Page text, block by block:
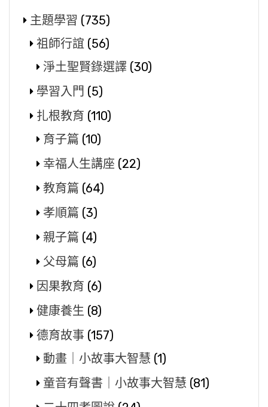
主題學習 (735)
祖師行誼 (56)
淨土聖賢錄選譯 (30)
學習入門 (5)
扎根教育 (110)
育子篇 (10)
幸福人生講座 (22)
教育篇 (64)
孝順篇 (3)
親子篇 (4)
父母篇 (6)
因果教育 (6)
健康養生 (8)
德育故事 (157)
動畫｜小故事大智慧 (1)
童音有聲書｜小故事大智慧 (81)